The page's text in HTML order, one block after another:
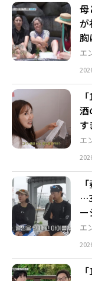
エ
母
が
エ
酒
エ